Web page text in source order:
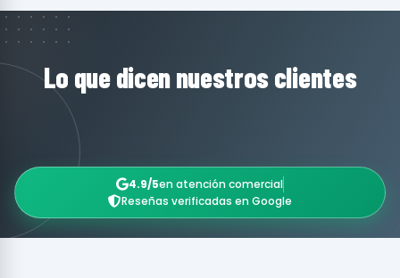
Lo que dicen nuestros clientes
4.9/5en atención comercial
Reseñas verificadas en Google